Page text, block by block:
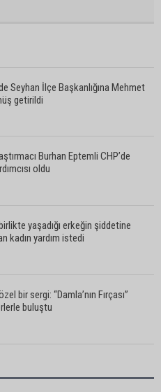
Seyhan İlçe Başkanlığına Mehmet
getirildi
Burhan Eptemli CHP’de
oldu
yaşadığı erkeğin şiddetine
kadın yardım istedi
bir sergi: “Damla’nın Fırçası”
buluştu
yıllık yorgancı mesleğinin
endişeli: “Bu mesleği çocuğuma